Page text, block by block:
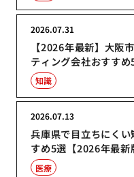
【2026年最新】大阪
ティング会社おすす
2026.07.31
知識
兵庫県で目立ちにく
すめ5選【2026年最新
2026.07.13
医療